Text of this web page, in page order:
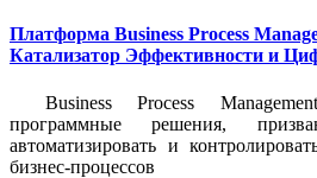
Платформа Business Process
Катализатор Эффективности и
Business Process
программные решения,
автоматизировать и
бизнес-процессов